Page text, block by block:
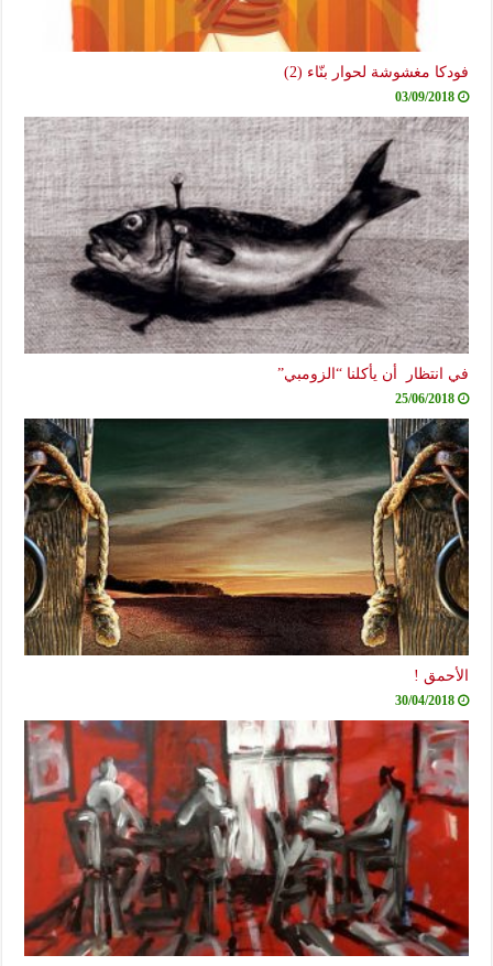
فودكا مغشوشة لحوار بنّاء (2)
03/09/2018
في انتظار أن يأكلنا “الزومبي”
25/06/2018
الأحمق !
30/04/2018